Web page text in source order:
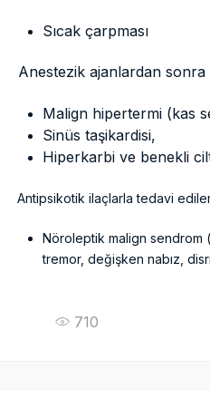
Sıcak çarpması
Anestezik ajanlardan sonra
Malign hipertermi (kas
Sinüs taşikardisi,
Hiperkarbi ve benekli
Antipsikotik ilaçlarla tedavi
Nöroleptik malign sendrom
tremor, değişken nabız,
710